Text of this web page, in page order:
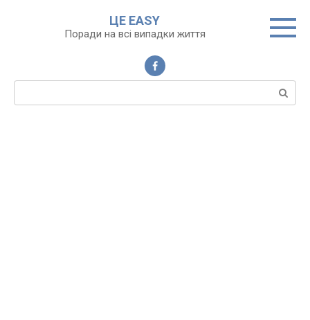
ЦЕ EASY
Поради на всі випадки життя
Пошук: